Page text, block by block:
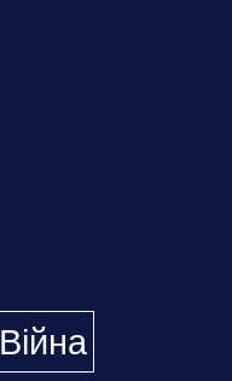
Війна